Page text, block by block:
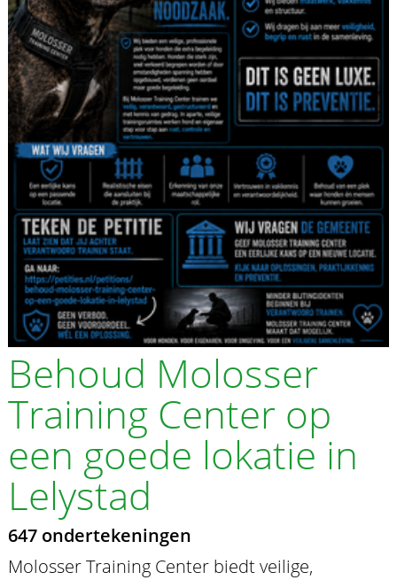
Behoud Molosser
Training Center op
een goede lokatie in
Lelystad
647 ondertekeningen
Molosser Training Center biedt veilige,